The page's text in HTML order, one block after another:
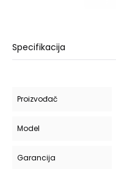
Specifikacija
Proizvođač
Model
Garancija